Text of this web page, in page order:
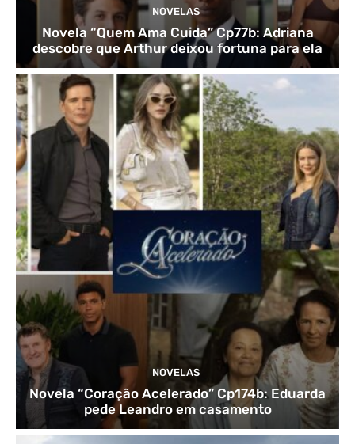
NOVELAS
Novela “Quem Ama Cuida” Cp77b: Adriana
descobre que Arthur deixou fortuna para ela
NOVELAS
Novela “Coração Acelerado” Cp174b: Eduarda
pede Leandro em casamento